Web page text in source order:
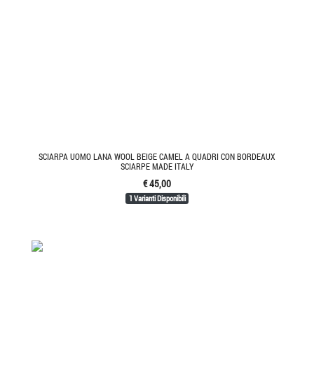
SCIARPA UOMO LANA WOOL BEIGE CAMEL A QUADRI CON BORDEAUX
SCIARPE MADE ITALY
€ 45,00
1 Varianti Disponibili